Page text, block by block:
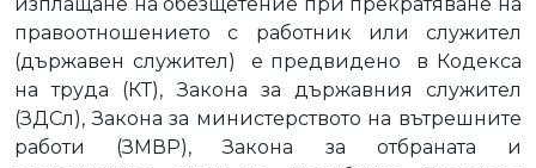
правоотношението с работник или служител
(държавен служител)
е предвидено
в Кодекса
на труда (КТ), Закона за държавния служител
(ЗДСл), Закона за министерството на вътрешните
работи (ЗМВР), Закона за отбраната и